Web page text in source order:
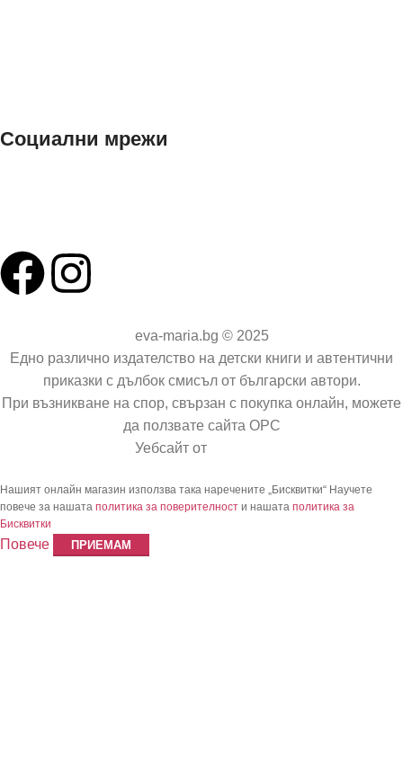
Социални мрежи
eva-maria.bg © 2025
Едно различно издателство на детски книги и автентични
приказки с дълбок смисъл от български автори.
При възникване на спор, свързан с покупка онлайн, можете
да ползвате сайта ОРС
Уебсайт от
Нашият онлайн магазин използва така наречените „Бисквитки“ Научете
повече за нашата политика за поверителност и нашата политика за
Бисквитки
Повече ПРИЕМАМ